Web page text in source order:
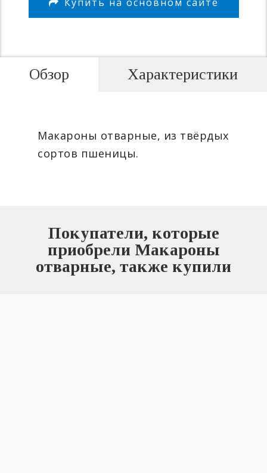
Обзор
Макароны отварные, из твёрдых
сортов пшеницы.
Характеристики
Покупатели, которые
приобрели Макароны
отварные, также купили